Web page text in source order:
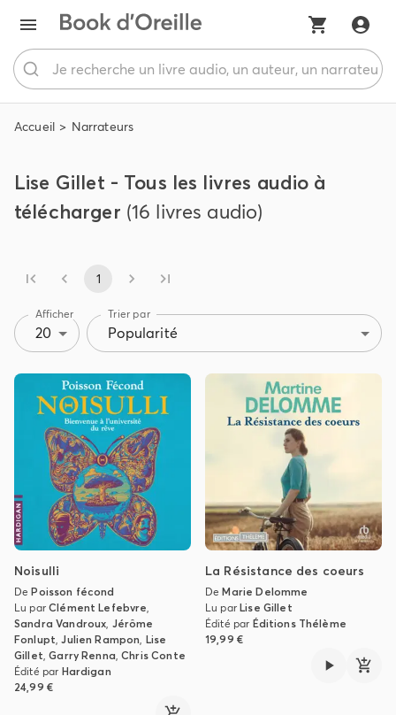
Accueil Narrateurs
Lise Gillet - Tous les livres audio à
télécharger (16 livres audio)
1
Afficher
20
Trier par
Popularité
Noisulli
DePoisson fécond
Lu parClément Lefebvre,
Sandra Vandroux, Jérôme
Fonlupt,Julien Rampon, Lise
Gillet,Garry Renna,Chris Conte
Édité par Hardigan
24,99 €
La Résistance des coeurs
DeMarie Delomme
Lu parLise Gillet
Édité par Éditions Thélème
19,99 €